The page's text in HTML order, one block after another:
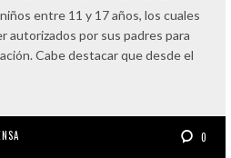
entre 11 y 17 años, los cuales
autorizados por sus padres para
Cabe destacar que desde el
0